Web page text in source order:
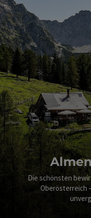
Die schönsten
Oberösterreich